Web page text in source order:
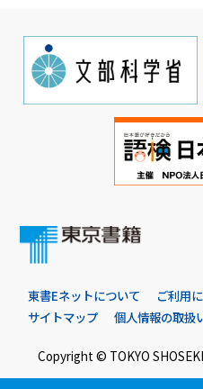
東書Eネットについて ご利用
サイトマップ
個人情報の取扱
Copyright © TOKYO